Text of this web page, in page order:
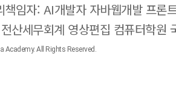
책임자: AI개발자 자바웹개발 프론
산세무회계 영상편집 컴퓨터학원
Academy. All Rights Reserved.